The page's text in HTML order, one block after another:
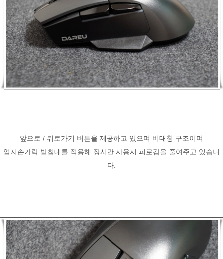
앞으로 / 뒤로가기 버튼을 제공하고 있으며 비대칭 구조이며
엄지손가락 받침대를 적용해 장시간 사용시 피로감을 줄여주고 있습니
다.